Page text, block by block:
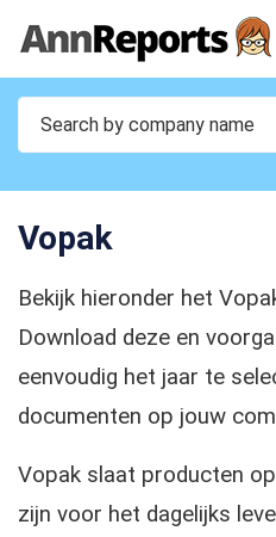
Vopak
Bekijk hieronder het
Download deze en
eenvoudig het jaar te
documenten op jouw
Vopak slaat producten
zijn voor het dagelijks